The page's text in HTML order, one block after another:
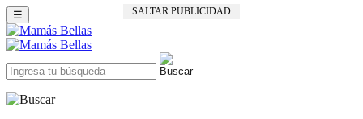
SALTAR PUBLICIDAD
☰